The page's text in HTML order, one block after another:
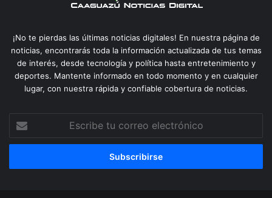
¡No te pierdas las últimas noticias digitales! En nuestra página de
noticias, encontrarás toda la información actualizada de tus temas
de interés, desde tecnología y política hasta entretenimiento y
deportes. Mantente informado en todo momento y en cualquier
lugar, con nuestra rápida y confiable cobertura de noticias.
correo